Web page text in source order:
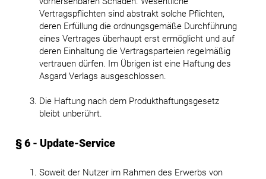
Vertragspflichten sind abstrakt solche Pflichten,
deren Erfüllung die ordnungsgemäße Durchführung
eines Vertrages überhaupt erst ermöglicht und auf
deren Einhaltung die Vertragsparteien regelmäßig
vertrauen dürfen. Im Übrigen ist eine Haftung des
Asgard Verlags ausgeschlossen.
Die Haftung nach dem Produkthaftungsgesetz
bleibt unberührt.
§ 6 - Update-Service
Soweit der Nutzer im Rahmen des Erwerbs von